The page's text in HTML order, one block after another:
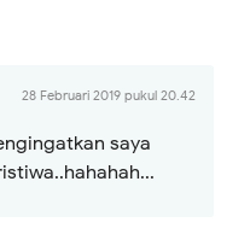
28 Februari 2019 pukul 20.42
saya